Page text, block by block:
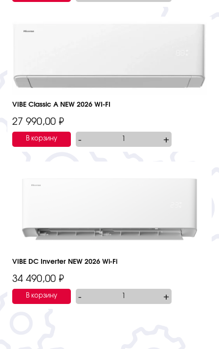
VIBE Classic A NEW 2026 WI-FI
27 990,00 ₽
В корзину +
-
VIBE DC Inverter NEW 2026 Wi-Fi
34 490,00 ₽
В корзину +
-